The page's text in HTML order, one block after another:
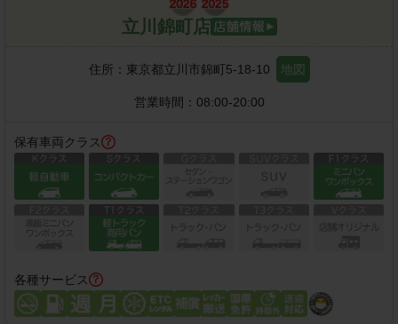
立川錦町店
住所： 東京都立川市錦町5-18-10 地図
営業時間： 08:00-20:00
保有車両クラス
各種サービス